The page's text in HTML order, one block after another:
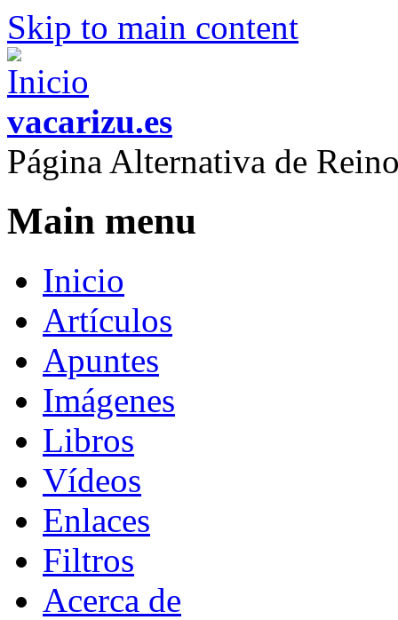
Skip to main content
vacarizu.es
Página Alternativa de
Main menu
Inicio
Artículos
Apuntes
Imágenes
Libros
Vídeos
Enlaces
Filtros
Acerca de